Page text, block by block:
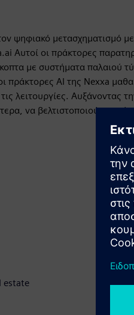
ψηφιακό μετασχηματισμό
Αυτοί οι πράκτορες
με συστήματα παλαιού
πράκτορες AI της Nexxa
λειτουργίες. Αυξάνοντας
να βελτιστοποιούν το
estate